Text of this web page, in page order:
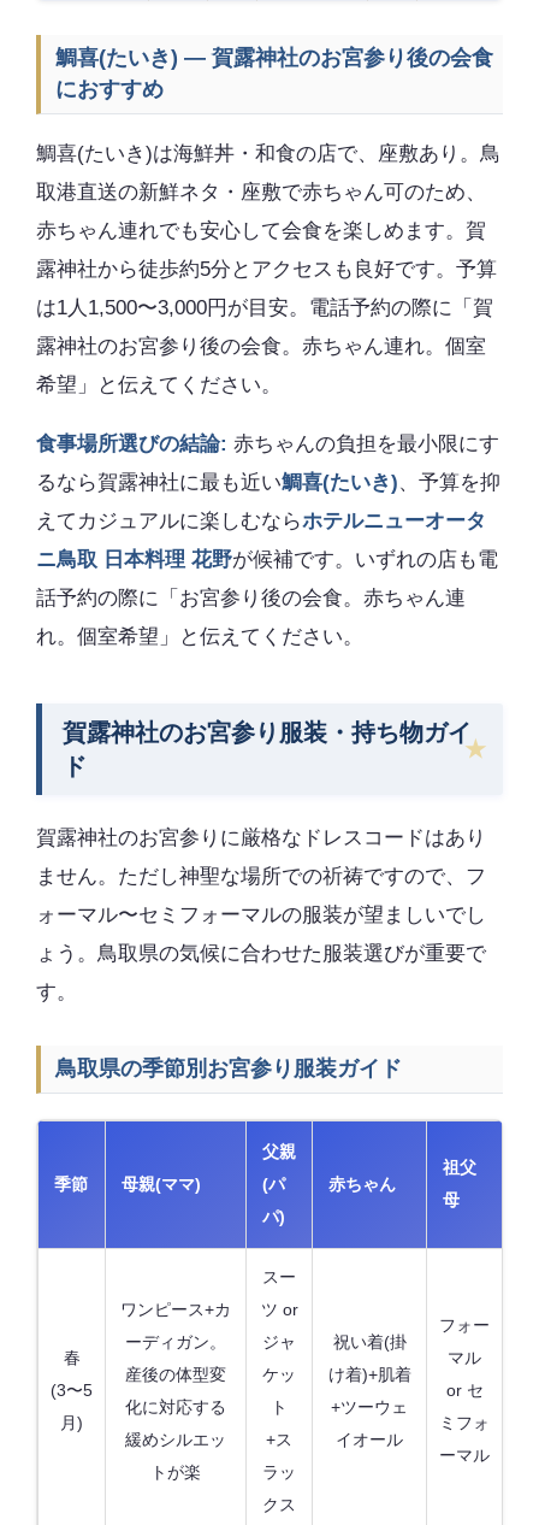
鯛喜(たいき) — 賀露神社のお宮参り後の会食
におすすめ
鯛喜(たいき)は海鮮丼・和食の店で、座敷あり。鳥
取港直送の新鮮ネタ・座敷で赤ちゃん可のため、
赤ちゃん連れでも安心して会食を楽しめます。賀
露神社から徒歩約5分とアクセスも良好です。予算
は1人1,500〜3,000円が目安。電話予約の際に「賀
露神社のお宮参り後の会食。赤ちゃん連れ。個室
希望」と伝えてください。
食事場所選びの結論: 赤ちゃんの負担を最小限にす
るなら賀露神社に最も近い鯛喜(たいき)、予算を抑
えてカジュアルに楽しむならホテルニューオータ
ニ鳥取 日本料理 花野が候補です。いずれの店も電
話予約の際に「お宮参り後の会食。赤ちゃん連
れ。個室希望」と伝えてください。
賀露神社のお宮参り服装・持ち物ガイ
ド
賀露神社のお宮参りに厳格なドレスコードはあり
ません。ただし神聖な場所での祈祷ですので、フ
ォーマル〜セミフォーマルの服装が望ましいでし
ょう。鳥取県の気候に合わせた服装選びが重要で
す。
鳥取県の季節別お宮参り服装ガイド
季節 母親(ママ)
父親
(パ
パ)
赤ちゃん
祖父
母
春
(3〜5
月)
ワンピース+カ
ーディガン。
産後の体型変
化に対応する
緩めシルエッ
トが楽
スー
ツ or
ジャ
ケッ
ト
+ス
ラッ
クス
祝い着(掛
け着)+肌着
+ツーウェ
イオール
フォー
マル
or セ
ミフォ
ーマル